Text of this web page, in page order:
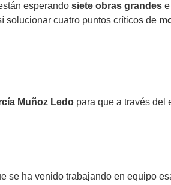
esperando siete obras grandes
solucionar cuatro puntos críticos de
Muñoz Ledo para que a través del
se ha venido trabajando en equipo